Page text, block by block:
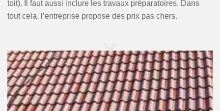
toit). Il faut aussi inclure les travaux préparatoires. Dans
tout cela, l’entreprise propose des prix pas chers.